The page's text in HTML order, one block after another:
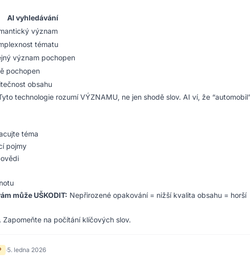
AI vyhledávání
význam
tématu
význam pochopen
pochopen
obsahu
technologie rozumí VÝZNAMU, ne jen shodě slov. AI ví, že
téma
pojmy
může UŠKODIT: Nepřirozené opakování = nižší kvalita obsahu = horší
na počítání klíčových slov.
·5. ledna 2026